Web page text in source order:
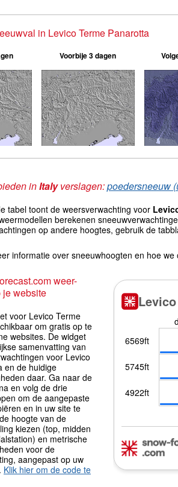
in Levico Terme Panarotta
Voorbije 3 dagen
inItalyverslagen:poedersneeuw
tabel toont de weersverwachting voor
berekenen
op andere hoogtes, gebruik de
informatie over sneeuwhoogten en hoe
weer-
je website
voor Levico Terme
om gratis op te
websites. De widget
samenvatting van
voor Levico
en de huidige
daar. Ga naar de
en volg de drie
om de aangepaste
en in uw site te
hoogte van de
kiezen (top, midden
en metrische
voor de
aangepast op uw
Klik hier om de code te